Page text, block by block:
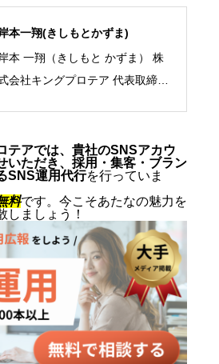
岸本一翔(きしもとかずま)
岸本 一翔（きしもと かずま） 株
会社キングプロテア 代表取締役
生まれ。10代からSNSマーケテ
ングの最前線に立ち、ショート
画を軸にした集客・ブランディ
グを専門とする。SNS運用代行
よびショート動画制作では累計
本以上を手がけ、再生され
動画の型と、フォロワーを「指
・来店・売上」へ変える設計に
評がある。 キャリアの原点は、
幌でも有数のAI先進企業・株式
テアでは、貴社のSNSアカウ
いただき、採用・集客・ブラン
SNS運用代行を行っていま
料です。今こそあたなの魅力を
しましょう！